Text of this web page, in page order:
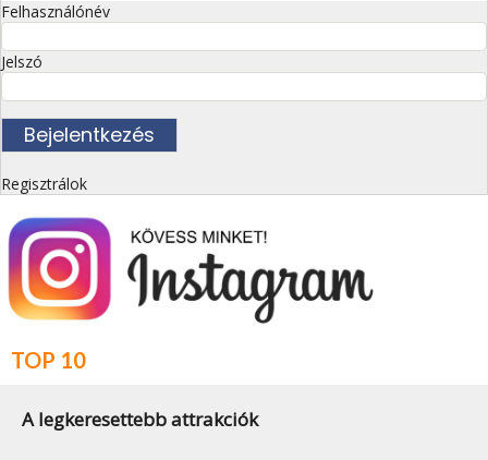
Felhasználónév
Jelszó
Regisztrálok
TOP 10
A legkeresettebb attrakciók